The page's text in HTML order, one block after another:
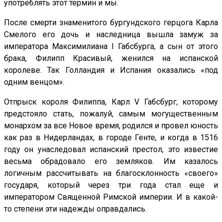
употреблять этот термин и мы.
После смерти знаменитого бургундского герцога Карла
Смелого его дочь и наследница вышла замуж за
императора Максимилиана I Габсбурга, а сын от этого
брака, Филипп Красивый, женился на испанской
королеве. Так Голландия и Испания оказались «под
одним венцом».
Отпрыск короля Филиппа, Карл V Габсбург, которому
предстояло стать, пожалуй, самым могущественным
монархом за все Новое время, родился и провел юность
как раз в Нидерландах, в городе Генте, и когда в 1516
году он унаследовал испанский престол, это известие
весьма обрадовало его земляков. Им казалось
логичным рассчитывать на благосклонность «своего»
государя, который через три года стал еще и
императором Священной Римской империи. И в какой-
то степени эти надежды оправдались.